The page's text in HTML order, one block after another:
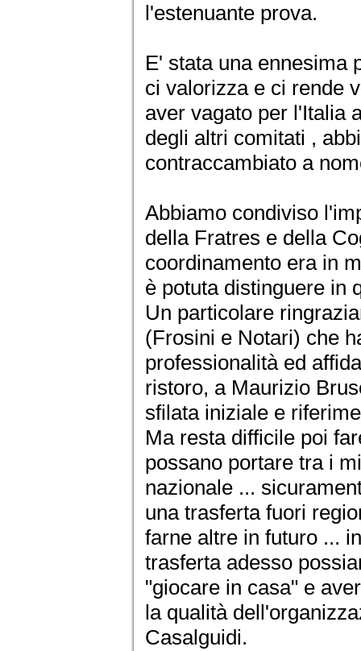
l'estenuante prova.
E' stata una ennesima
ci valorizza e ci rende
aver vagato per l'Italia
degli altri comitati ,
contraccambiato a
Abbiamo condiviso
della Fratres e della
coordinamento era in
è potuta distinguere in
Un particolare
(Frosini e Notari) che
professionalità ed
ristoro, a Maurizio
sfilata iniziale e
Ma resta difficile poi
possano portare tra i
nazionale ...
una trasferta fuori
farne altre in futuro ...
trasferta adesso
"giocare in casa" e
la qualità
Casalguidi.